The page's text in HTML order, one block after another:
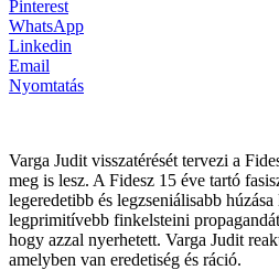
Pinterest
WhatsApp
Linkedin
Email
Nyomtatás
Varga Judit visszatérését tervezi a
meg is lesz. A Fidesz 15 éve tartó
legeredetibb és legzseniálisabb
legprimitívebb finkelsteini
hogy azzal nyerhetett. Varga Judit
amelyben van eredetiség és ráció.